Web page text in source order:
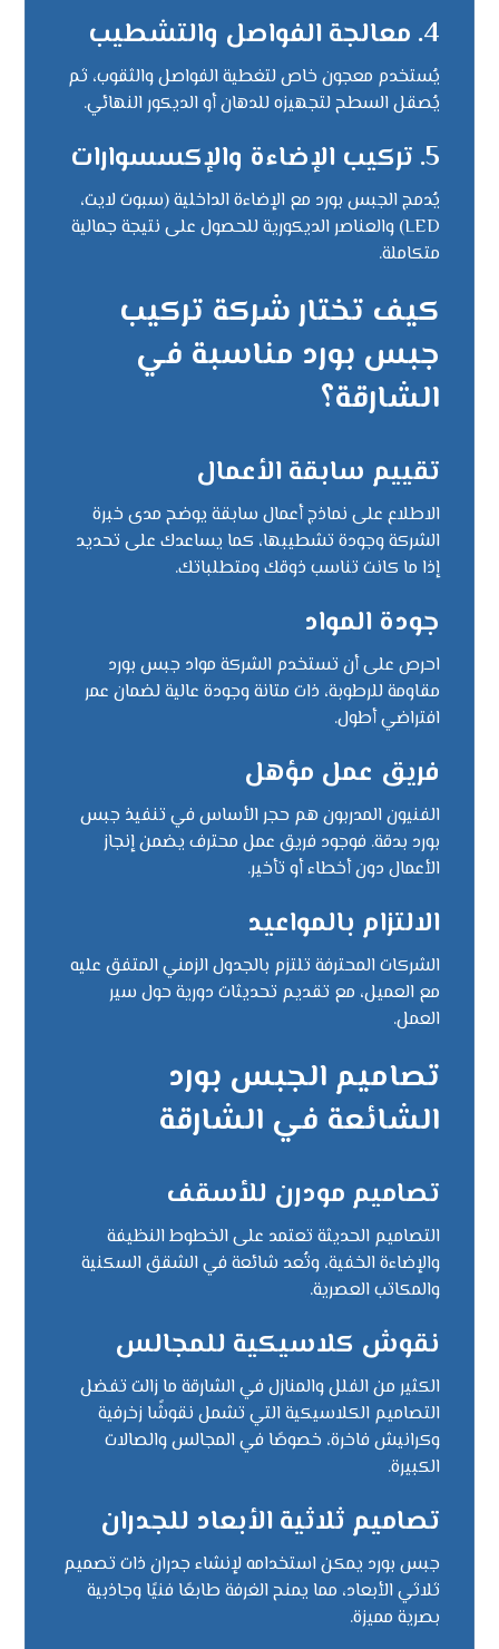
4. معالجة الفواصل والتشطيب
يُستخدم معجون خاص لتغطية الفواصل والثقوب، ثم
يُصقل السطح لتجهيزه للدهان أو الديكور النهائي.
5. تركيب الإضاءة والإكسسوارات
يُدمج الجبس بورد مع الإضاءة الداخلية (سبوت لايت،
LED) والعناصر الديكورية للحصول على نتيجة جمالية
متكاملة.
كيف تختار شركة تركيب
جبس بورد مناسبة في
الشارقة؟
تقييم سابقة الأعمال
الاطلاع على نماذج أعمال سابقة يوضح مدى خبرة
الشركة وجودة تشطيبها، كما يساعدك على تحديد
إذا ما كانت تناسب ذوقك ومتطلباتك.
جودة المواد
احرص على أن تستخدم الشركة مواد جبس بورد
مقاومة للرطوبة، ذات متانة وجودة عالية لضمان عمر
افتراضي أطول.
فريق عمل مؤهل
الفنيون المدربون هم حجر الأساس في تنفيذ جبس
بورد بدقة. فوجود فريق عمل محترف يضمن إنجاز
الأعمال دون أخطاء أو تأخير.
الالتزام بالمواعيد
الشركات المحترفة تلتزم بالجدول الزمني المتفق عليه
مع العميل، مع تقديم تحديثات دورية حول سير
العمل.
تصاميم الجبس بورد
الشائعة في الشارقة
تصاميم مودرن للأسقف
التصاميم الحديثة تعتمد على الخطوط النظيفة
والإضاءة الخفية، وتُعد شائعة في الشقق السكنية
والمكاتب العصرية.
نقوش كلاسيكية للمجالس
الكثير من الفلل والمنازل في الشارقة ما زالت تفضل
التصاميم الكلاسيكية التي تشمل نقوشًا زخرفية
وكرانيش فاخرة، خصوصًا في المجالس والصالات
الكبيرة.
تصاميم ثلاثية الأبعاد للجدران
جبس بورد يمكن استخدامه لإنشاء جدران ذات تصميم
ثلاثي الأبعاد، مما يمنح الغرفة طابعًا فنيًا وجاذبية
بصرية مميزة.